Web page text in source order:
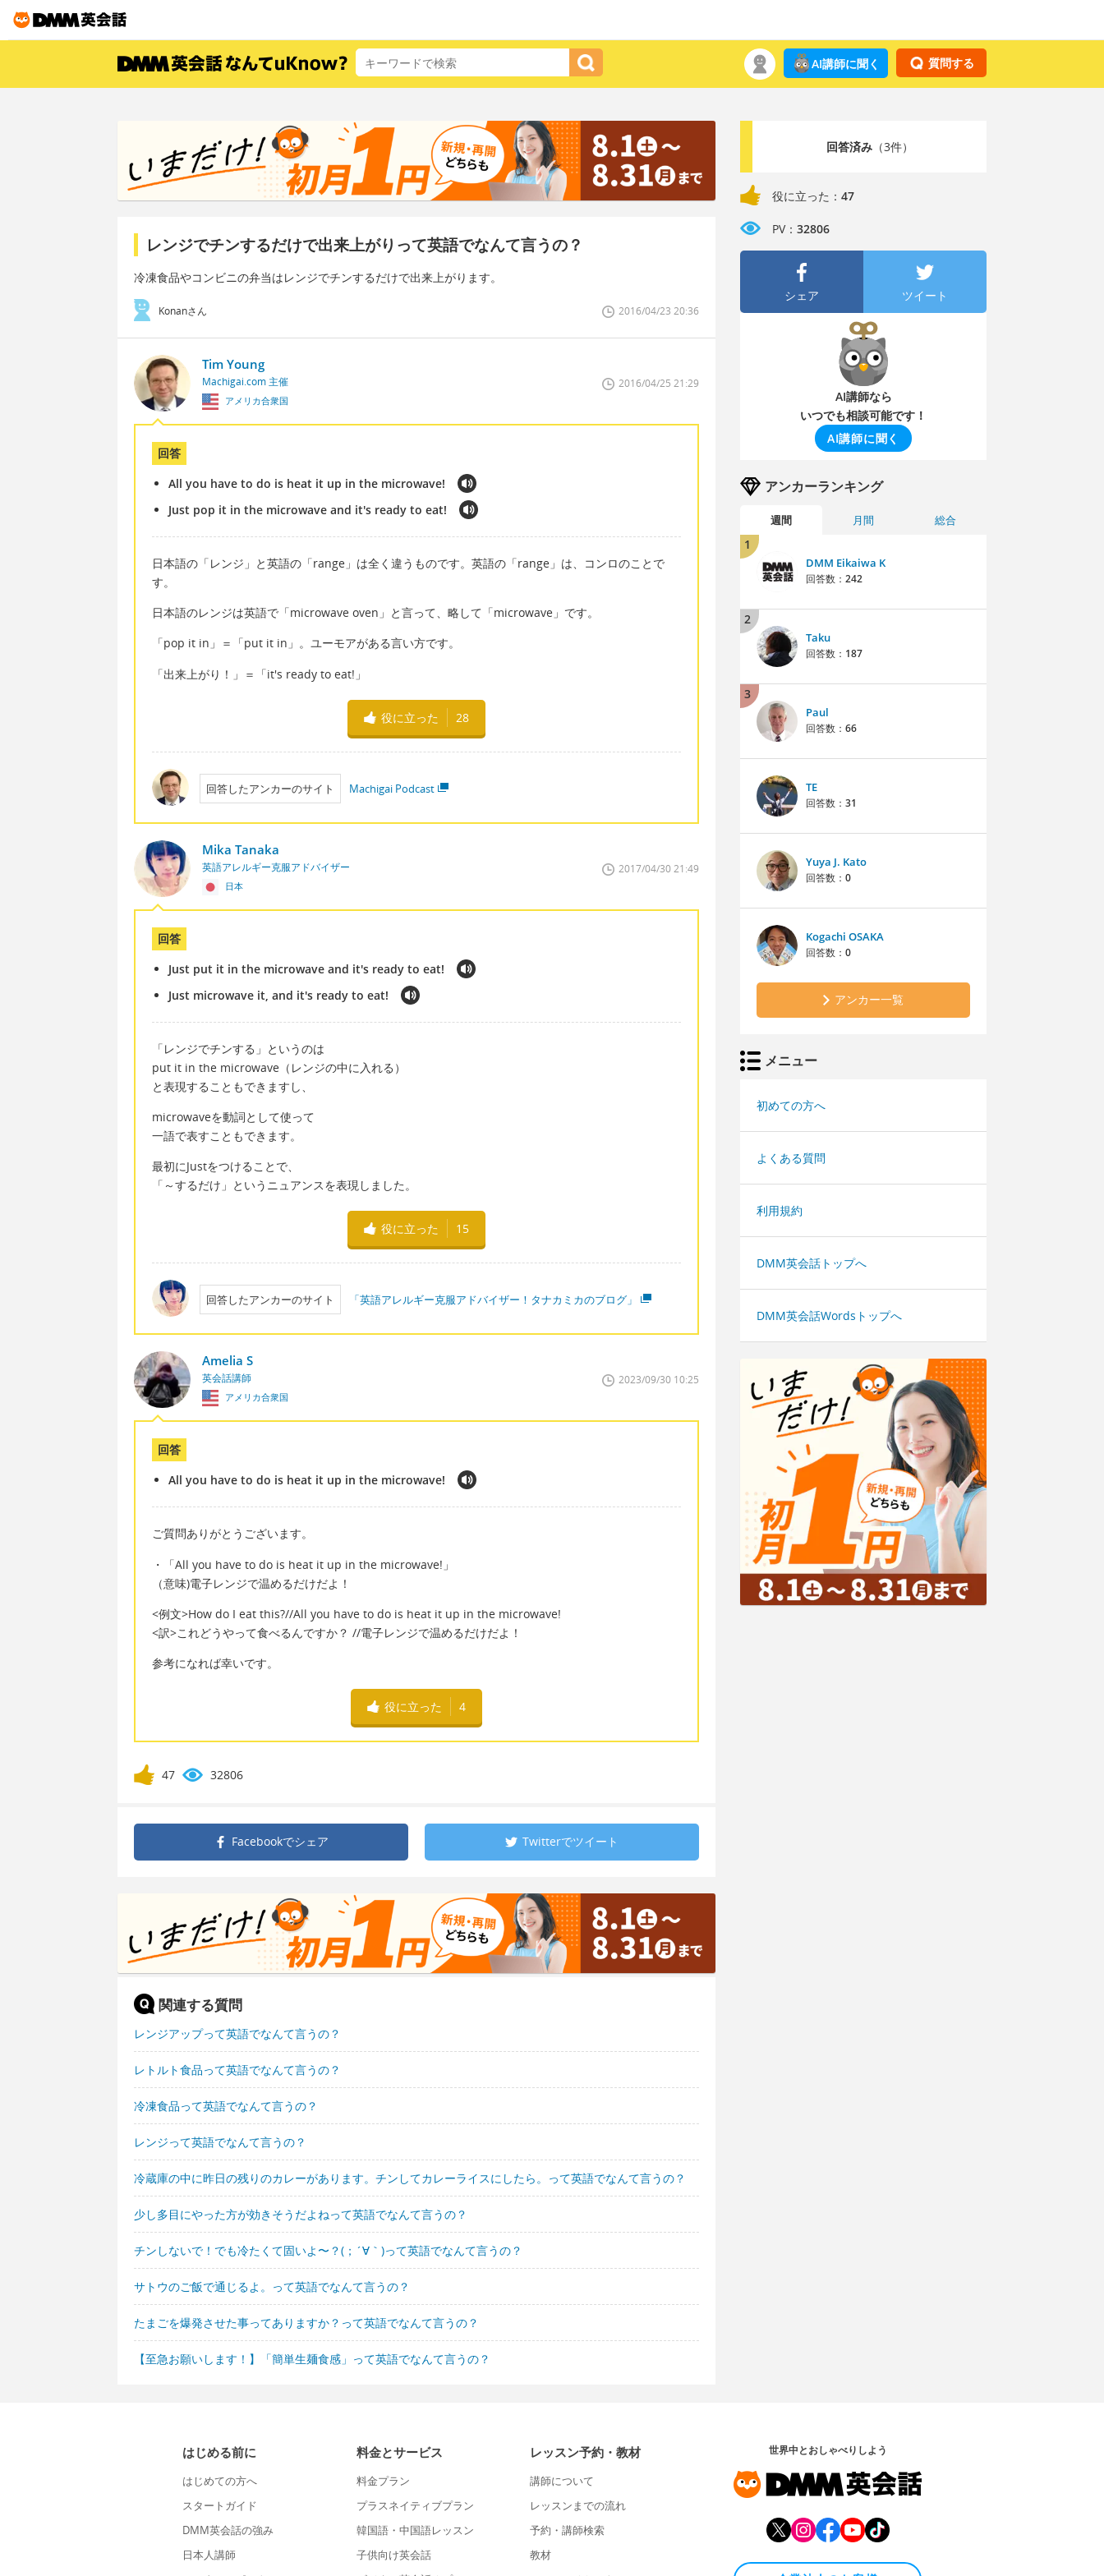
質問する
AI講師に聞く
レンジでチンするだけで出来上がりって英語でなんて言うの？
冷凍食品やコンビニの弁当はレンジでチンするだけで出来上がります。
Konanさん 2016/04/23 20:36
Tim Young
Machigai.com 主催
アメリカ合衆国
2016/04/25 21:29
回答
All you have to do is heat it up in the microwave!
Just pop it in the microwave and it's ready to eat!
日本語の「レンジ」と英語の「range」は全く違うものです。英語の「range」は、コンロのことで
す。
日本語のレンジは英語で「microwave oven」と言って、略して「microwave」です。
「pop it in」＝「put it in」。ユーモアがある言い方です。
「出来上がり！」＝「it's ready to eat!」
役に立った 28
回答したアンカーのサイト Machigai Podcast
Mika Tanaka
英語アレルギー克服アドバイザー
日本
2017/04/30 21:49
回答
Just put it in the microwave and it's ready to eat!
Just microwave it, and it's ready to eat!
「レンジでチンする」というのは
put it in the microwave（レンジの中に入れる）
と表現することもできますし、
microwaveを動詞として使って
一語で表すこともできます。
最初にJustをつけることで、
「～するだけ」というニュアンスを表現しました。
役に立った 15
回答したアンカーのサイト 「英語アレルギー克服アドバイザー！タナカミカのブログ」
Amelia S
英会話講師
アメリカ合衆国
2023/09/30 10:25
回答
All you have to do is heat it up in the microwave!
ご質問ありがとうございます。
・「All you have to do is heat it up in the microwave!」
（意味)電子レンジで温めるだけだよ！
<例文>How do I eat this?//All you have to do is heat it up in the microwave!
<訳>これどうやって食べるんですか？ //電子レンジで温めるだけだよ！
参考になれば幸いです。
役に立った 4
47 32806
Facebookでシェア Twitterでツイート
関連する質問
レンジアップって英語でなんて言うの？
レトルト食品って英語でなんて言うの？
冷凍食品って英語でなんて言うの？
レンジって英語でなんて言うの？
冷蔵庫の中に昨日の残りのカレーがあります。チンしてカレーライスにしたら。って英語でなんて言うの？
少し多目にやった方が効きそうだよねって英語でなんて言うの？
チンしないで！でも冷たくて固いよ〜？(；´∀｀)って英語でなんて言うの？
サトウのご飯で通じるよ。って英語でなんて言うの？
たまごを爆発させた事ってありますか？って英語でなんて言うの？
【至急お願いします！】「簡単生麺食感」って英語でなんて言うの？
回答済み（3件）
役に立った： 47
PV： 32806
シェア ツイート
AI講師なら
いつでも相談可能です！
AI講師に聞く
アンカーランキング
週間 月間 総合
1
DMM Eikaiwa K
回答数： 242
2
Taku
回答数： 187
3
Paul
回答数： 66
TE
回答数： 31
Yuya J. Kato
回答数： 0
Kogachi OSAKA
回答数： 0
アンカー一覧
メニュー
初めての方へ
よくある質問
利用規約
DMM英会話トップへ
DMM英会話Wordsトップへ
はじめる前に
はじめての方へ
スタートガイド
DMM英会話の強み
日本人講師
料金とサービス
料金プラン
プラスネイティブプラン
韓国語・中国語レッスン
子供向け英会話
レッスン予約・教材
講師について
レッスンまでの流れ
予約・講師検索
教材
世界中とおしゃべりしよう